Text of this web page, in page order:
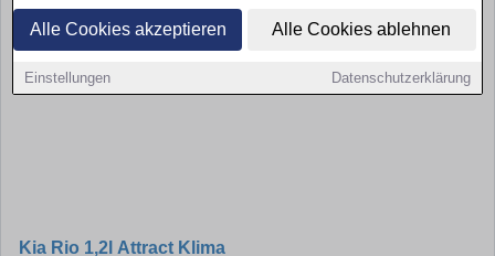
Alle Cookies akzeptieren Alle Cookies ablehnen
Einstellungen Datenschutzerklärung
Kia Rio 1,2l Attract Klima